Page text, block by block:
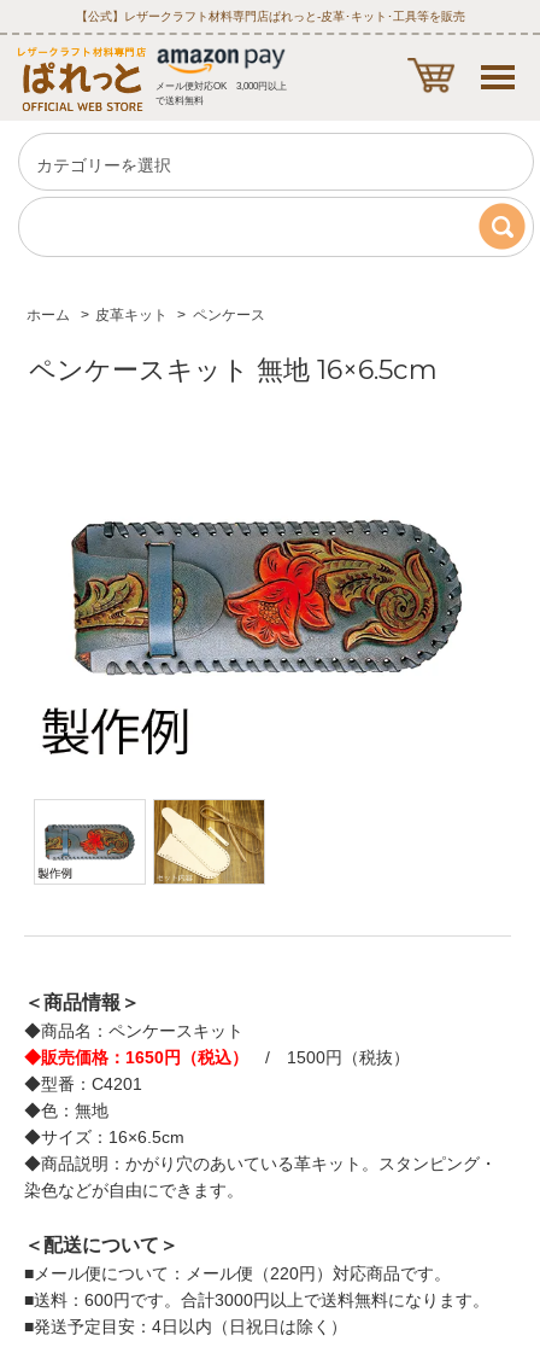
【公式】レザークラフト材料専門店ぱれっと‐皮革･キット･工具等を販売
メール便対応OK 3,000円以上
で送料無料
ホーム > 皮革キット > ペンケース
ペンケースキット 無地 16×6.5cm
＜商品情報＞
◆商品名：ペンケースキット
◆販売価格：1650円（税込）
/ 1500円（税抜）
◆型番：C4201
◆色：無地
◆サイズ：16×6.5cm
◆商品説明：かがり穴のあいている革キット。スタンピング・
染色などが自由にできます。
＜配送について＞
■メール便について：メール便（220円）対応商品です。
■送料：600円です。合計3000円以上で送料無料になります。
■発送予定目安：4日以内（日祝日は除く）